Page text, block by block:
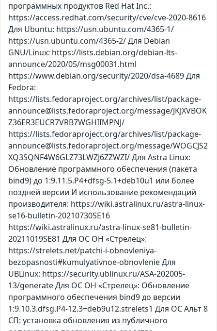
программных продуктов Red Hat Inc.:
https://access.redhat.com/security/cve/cve-2020-8616
Для Ubuntu: https://usn.ubuntu.com/4365-1/
https://usn.ubuntu.com/4365-2/ Для Debian
GNU/Linux: https://lists.debian.org/debian-lts-
announce/2020/05/msg00031.html
https://www.debian.org/security/2020/dsa-4689 Для
Fedora:
https://lists.fedoraproject.org/archives/list/package-
announce@lists.fedoraproject.org/message/JKJXVBOK
Z36ER3EUCR7VRB7WGHIIMPNJ/
https://lists.fedoraproject.org/archives/list/package-
announce@lists.fedoraproject.org/message/WOGCJS2
XQ3SQNF4W6GLZ73LWZJ6ZZWZI/ Для Astra Linux:
Обновление программного обеспечения (пакета
bind9) до 1:9.11.5.P4+dfsg-5.1+deb10u1 или более
поздней версии И использование рекомендаций
производителя: https://wiki.astralinux.ru/astra-linux-
se16-bulletin-20210730SE16
https://wiki.astralinux.ru/astra-linux-se81-bulletin-
20211019SE81 Для ОС ОН «Стрелец»:
https://strelets.net/patchi-i-obnovleniya-
bezopasnosti#kumulyativnoe-obnovlenie Для
UBLinux: https://security.ublinux.ru/ASA-202005-
13/generate Для ОС ОН «Стрелец»: Обновление
программного обеспечения bind9 до версии
1:9.10.3.dfsg.P4-12.3+deb9u12.strelets1 Для ОС Альт 8
СП: установка обновления из публичного